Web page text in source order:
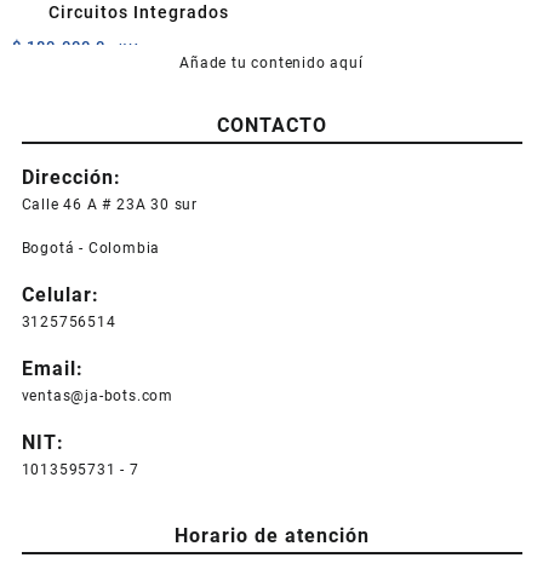
Circuitos Integrados
$ 180.000,0 +IVA
Añade tu contenido aquí
CONTACTO
Dirección:
Calle 46 A # 23A 30 sur
Bogotá - Colombia
Celular:
3125756514
Email:
ventas@ja-bots.com
NIT:
1013595731 - 7
Horario de atención